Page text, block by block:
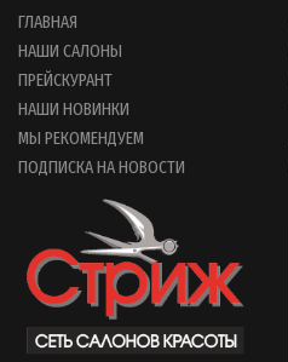
ГЛАВНАЯ
НАШИ САЛОНЫ
ПРЕЙСКУРАНТ
НАШИ НОВИНКИ
МЫ РЕКОМЕНДУЕМ
ПОДПИСКА НА НОВОСТИ